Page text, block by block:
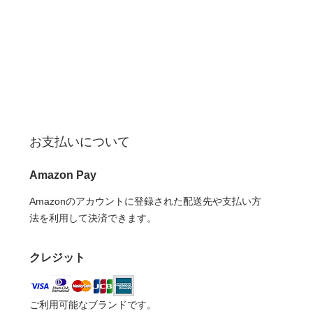
お支払いについて
Amazon Pay
Amazonのアカウントに登録された配送先や支払い方
法を利用して決済できます。
クレジット
ご利用可能なブランドです。